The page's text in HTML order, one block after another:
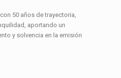
50 años de trayectoria,
aportando un
y solvencia en la emisión